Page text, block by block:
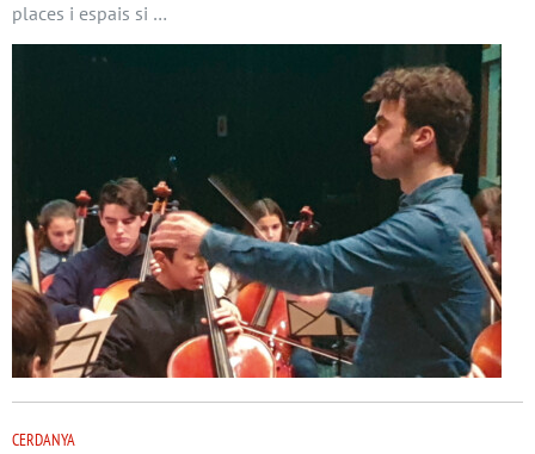
places i espais si …
CERDANYA